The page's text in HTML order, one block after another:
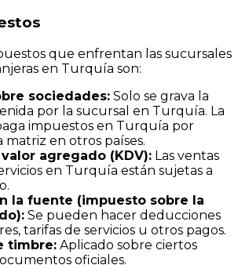
que enfrentan las sucursales
en Turquía son:
sociedades: Solo se grava la
por la sucursal en Turquía. La
impuestos en Turquía por
matriz en otros países.
agregado (KDV): Las ventas
en Turquía están sujetas a
la fuente (impuesto sobre la
Se pueden hacer deducciones
tarifas de servicios u otros pagos.
timbre: Aplicado sobre ciertos
oficiales.